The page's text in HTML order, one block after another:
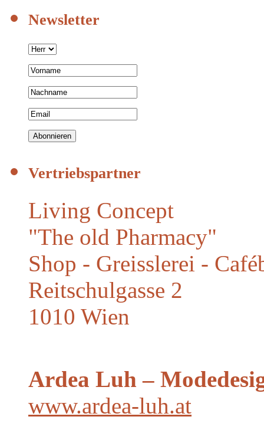
Newsletter
Vertriebspartner
Living Concept
"The old Pharmacy"
Shop - Greisslerei -
Reitschulgasse 2
1010 Wien
Ardea Luh –
www.ardea-luh.at